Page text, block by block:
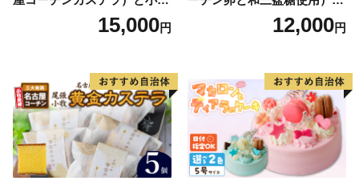
山城バウムクーヘン（コーチ
ン卵と和三盆糖使用）のセッ
三盆 小牧銘菓 バウムクーヘ
ン 常温 愛知県 小牧市 アンプ
チベアやぐま
15,000円
名古屋コーチン バームクー
ヘン 和三盆 小牧銘菓 バウム
12,000円